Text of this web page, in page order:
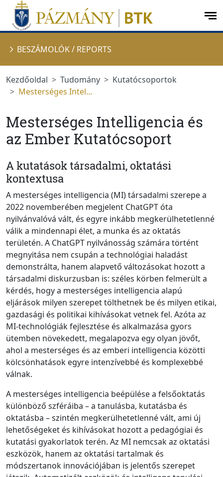
Ugrás a menüre
Ugrás a tartalomra
BESZÁMOLÓK / REPORTS
Kezdőoldal Tudomány
Kutatócsoportok
Mesterséges Intel...
Mesterséges Intelligencia és
az Ember Kutatócsoport
A kutatások társadalmi, oktatási
kontextusa
A mesterséges intelligencia (MI) társadalmi szerepe a
2022 novemberében megjelent ChatGPT óta
nyilvánvalóvá vált, és egyre inkább megkerülhetetlenné
válik a mindennapi élet, a munka és az oktatás
területén. A ChatGPT nyilvánosság számára történt
megnyitása nem csupán a technológiai haladást
demonstrálta, hanem alapvető változásokat hozott a
társadalmi diskurzusban is: széles körben felmerült a
kérdés, hogy a mesterséges intelligencia alapú
eljárások milyen szerepet tölthetnek be és milyen etikai,
gazdasági és politikai kihívásokat vetnek fel. Azóta az
MI-technológiák fejlesztése és alkalmazása gyors
ütemben növekedett, megalapozva egy olyan jövőt,
ahol a mesterséges és az emberi intelligencia közötti
kölcsönhatások egyre intenzívebbé és komplexebbé
válnak.
A mesterséges intelligencia beépülése a felsőoktatás
különböző szféráiba – a tanulásba, kutatásba és
oktatásba – szintén megkerülhetetlenné vált, ami új
lehetőségeket és kihívásokat hozott a pedagógiai és
kutatási gyakorlatok terén. Az MI nemcsak az oktatási
eszközök, hanem az oktatási tartalmak és
módszertanok innovációjában is jelentős szerepet